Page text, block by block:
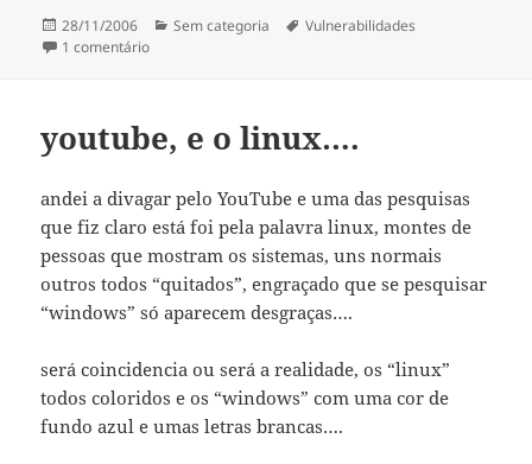
Publicado
a
28/11/2006 Categorias
Sem categoria Etiquetas
Vulnerabilidades
1 comentárioem Falha no Real Vnc…
youtube, e o linux….
andei a divagar pelo YouTube e uma das pesquisas
que fiz claro está foi pela palavra linux, montes de
pessoas que mostram os sistemas, uns normais
outros todos “quitados”, engraçado que se pesquisar
“windows” só aparecem desgraças….
será coincidencia ou será a realidade, os “linux”
todos coloridos e os “windows” com uma cor de
fundo azul e umas letras brancas….